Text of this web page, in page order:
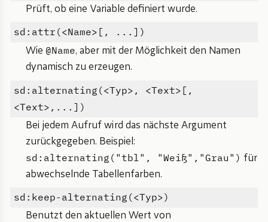
Prüft, ob eine Variable definiert wurde.
sd:attr(<Name>[, ...])
Wie @Name, aber mit der Möglichkeit den Namen
dynamisch zu erzeugen.
sd:alternating(<Typ>, <Text>[,
<Text>,...])
Bei jedem Aufruf wird das nächste Argument
zurückgegeben. Beispiel:
sd:alternating("tbl", "Weiß","Grau") für
abwechselnde Tabellenfarben.
sd:keep-alternating(<Typ>)
Benutzt den aktuellen Wert von